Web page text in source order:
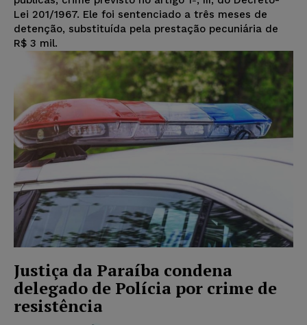
Lei 201/1967. Ele foi sentenciado a três meses de
detenção, substituída pela prestação pecuniária de
R$ 3 mil.
Justiça da Paraíba condena
delegado de Polícia por crime de
resistência